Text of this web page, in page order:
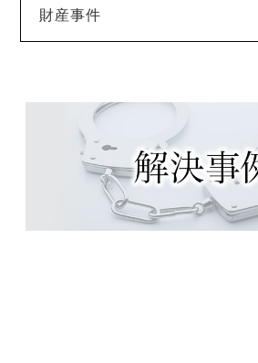
横領
業務上横領
背任
信用棄損罪
業務妨害罪
財産事件